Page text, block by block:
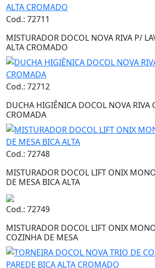
Cod.: 72711
MISTURADOR DOCOL NOVA RIVA P/
ALTA CROMADO
Cod.: 72712
DUCHA HIGIÊNICA DOCOL NOVA RIVA
CROMADA
Cod.: 72748
MISTURADOR DOCOL LIFT ONIX
DE MESA BICA ALTA
Cod.: 72749
MISTURADOR DOCOL LIFT ONIX
COZINHA DE MESA